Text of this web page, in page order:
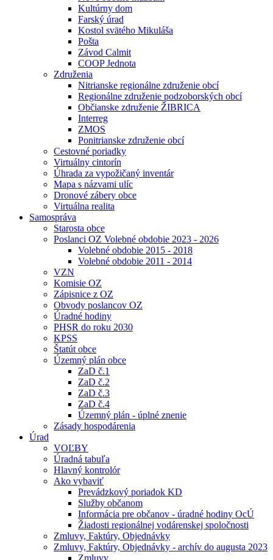
Kultúrny dom
Farský úrad
Kostol svätého Mikuláša
Pošta
Závod Calmit
COOP Jednota
Združenia
Nitrianske regionálne združenie obcí
Regionálne združenie podzoborských obcí
Občianske združenie ŽIBRICA
Interreg
ZMOS
Ponitrianske združenie obcí
Cestovné poriadky
Virtuálny cintorín
Úhrada za vypožičaný inventár
Mapa s názvami ulíc
Dronové zábery obce
Virtuálna realita
Samospráva
Starosta obce
Poslanci OZ Volebné obdobie 2023 - 2026
Volebné obdobie 2015 - 2018
Volebné obdobie 2011 - 2014
VZN
Komisie OZ
Zápisnice z OZ
Obvody poslancov OZ
Úradné hodiny
PHSR do roku 2030
KPSS
Štatút obce
Územný plán obce
ZaD č.1
ZaD č.2
ZaD č.3
ZaD č.4
Územný plán - úplné znenie
Zásady hospodárenia
Úrad
VOĽBY
Úradná tabuľa
Hlavný kontrolór
Ako vybaviť
Prevádzkový poriadok KD
Služby občanom
Informácia pre občanov - úradné hodiny OcÚ
Žiadosti regionálnej vodárenskej spoločnosti
Zmluvy, Faktúry, Objednávky
Zmluvy, Faktúry, Objednávky - archív do augusta 2023
Zmluvy